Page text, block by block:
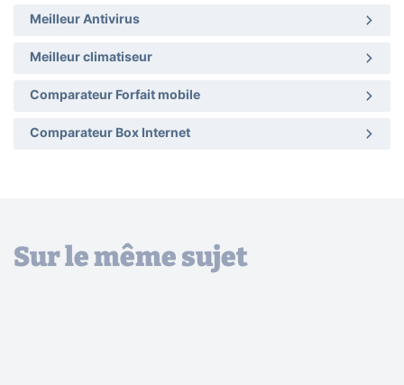
Meilleur Antivirus
Meilleur climatiseur
Comparateur Forfait mobile
Comparateur Box Internet
Sur le même sujet